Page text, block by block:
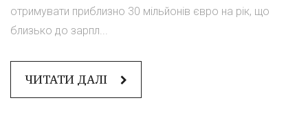
отримувати приблизно 30 мільйонів євро на рік, що
близько до зарпл...
ЧИТАТИ ДАЛІ